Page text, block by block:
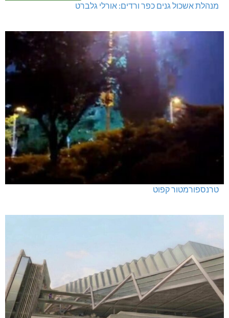
מנהלת אשכול גנים כפר ורדים: אורלי גלברט
טרנספורמטור קפוט